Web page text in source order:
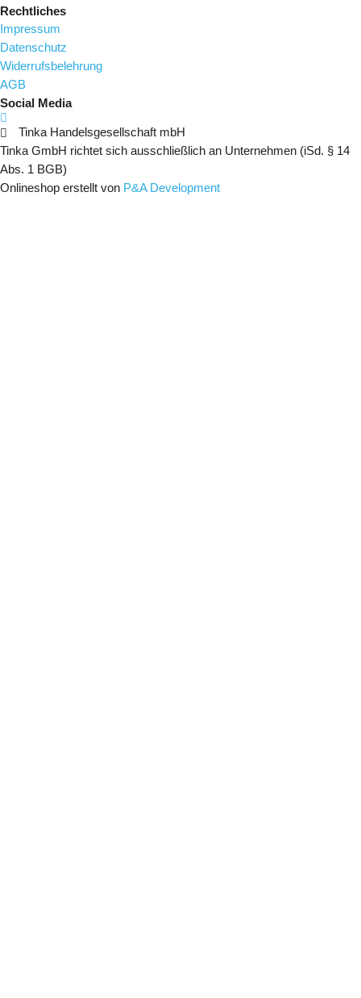
Rechtliches
Impressum
Datenschutz
Widerrufsbelehrung
AGB
Social Media
Tinka Handelsgesellschaft mbH
Tinka GmbH richtet sich ausschließlich an Unternehmen (iSd. § 14
Abs. 1 BGB)
Onlineshop erstellt von P&A Development